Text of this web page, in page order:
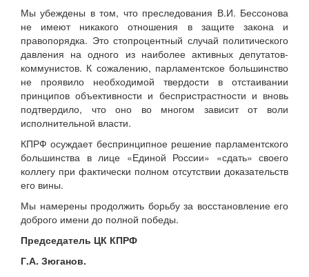
Мы убеждены в том, что преследования В.И. Бессонова
не имеют никакого отношения в защите закона и
правопорядка. Это стопроцентный случай политического
давления на одного из наиболее активных депутатов-
коммунистов. К сожалению, парламентское большинство
не проявило необходимой твердости в отстаивании
принципов объективности и беспристрастности и вновь
подтвердило, что оно во многом зависит от воли
исполнительной власти.
КПРФ осуждает беспринципное решение парламентского
большинства в лице «Единой России» «сдать» своего
коллегу при фактически полном отсутствии доказательств
его вины.
Мы намерены продолжить борьбу за восстановление его
доброго имени до полной победы.
Председатель ЦК КПРФ
Г.А. Зюганов.